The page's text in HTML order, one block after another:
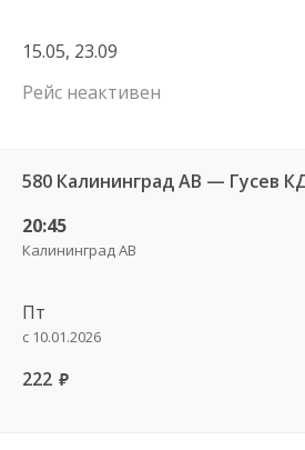
15.05, 23.09
Рейс неактивен
20:45
Калининград АВ
Пт
с 10.01.2026
222 руб.